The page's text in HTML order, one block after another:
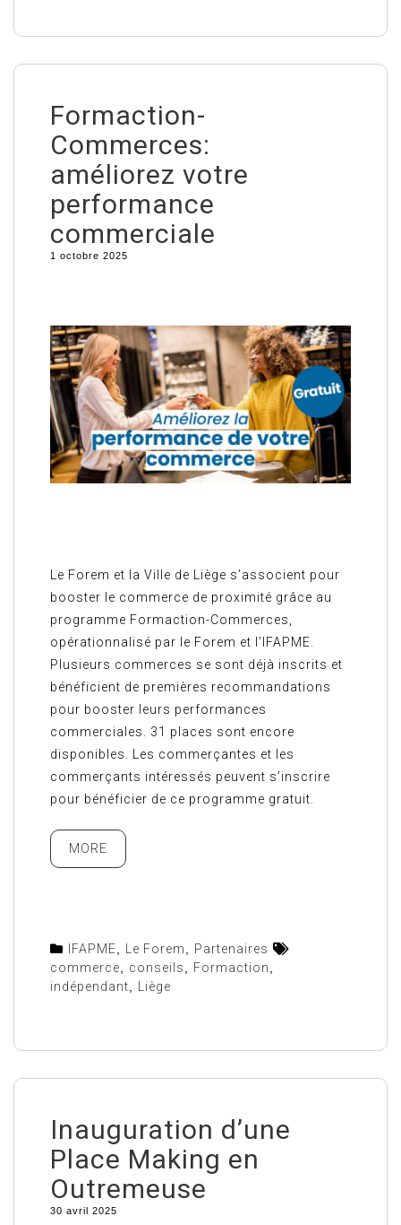
Formaction-
Commerces:
améliorez votre
performance
commerciale
1 octobre 2025
Le Forem et la Ville de Liège s’associent pour
booster le commerce de proximité grâce au
programme Formaction-Commerces,
opérationnalisé par le Forem et l’IFAPME.
Plusieurs commerces se sont déjà inscrits et
bénéficient de premières recommandations
pour booster leurs performances
commerciales. 31 places sont encore
disponibles. Les commerçantes et les
commerçants intéressés peuvent s’inscrire
pour bénéficier de ce programme gratuit.
MORE
IFAPME Le Forem
Partenaires
commerce
conseils Formaction
indépendant
Liège
Inauguration d’une
Place Making en
Outremeuse
30 avril 2025